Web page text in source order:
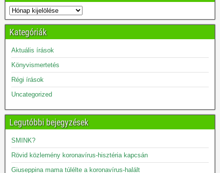
Kategóriák
Aktuális írások
Könyvismertetés
Régi írások
Uncategorized
Legutóbbi bejegyzések
SMINK?
Rövid közlemény koronavírus-hisztéria kapcsán
Giuseppina mama túlélte a koronavírus-halált